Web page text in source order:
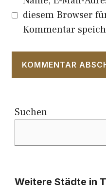
diesem Browser
Kommentar
Suchen
Weitere Städte in